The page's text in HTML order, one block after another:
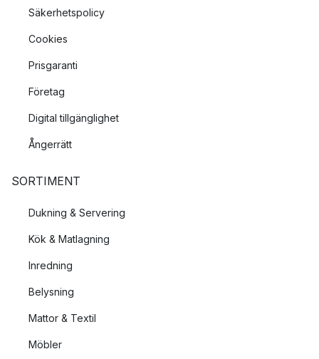
Säkerhetspolicy
Cookies
Prisgaranti
Företag
Digital tillgänglighet
Ångerrätt
SORTIMENT
Dukning & Servering
Kök & Matlagning
Inredning
Belysning
Mattor & Textil
Möbler